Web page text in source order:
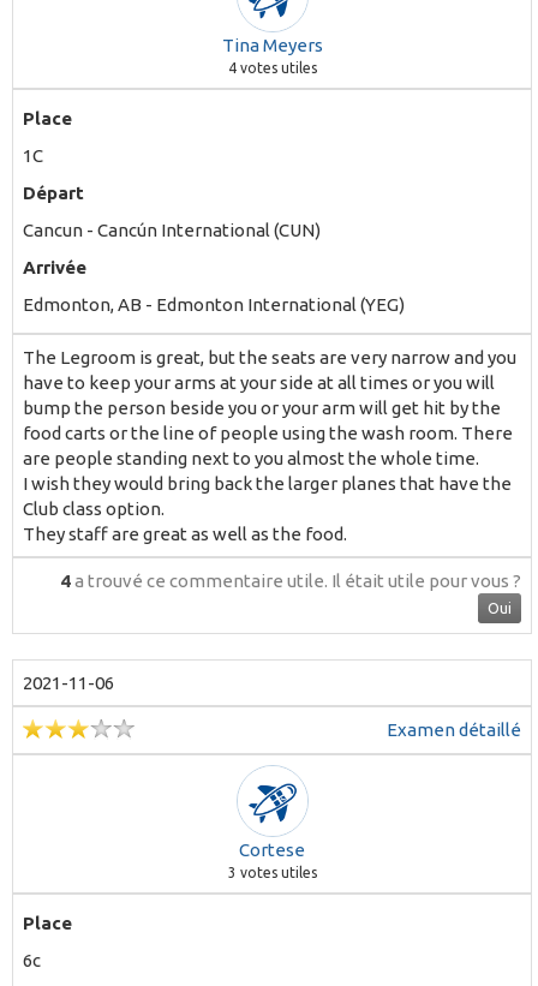
Tina Meyers
4votes utiles
Place
1C
Départ
Cancun - Cancún International (CUN)
Arrivée
Edmonton, AB - Edmonton International (YEG)
The Legroom is great, but the seats are very narrow and you
have to keep your arms at your side at all times or you will
bump the person beside you or your arm will get hit by the
food carts or the line of people using the wash room. There
are people standing next to you almost the whole time.
I wish they would bring back the larger planes that have the
Club class option.
They staff are great as well as the food.
4a trouvé ce commentaire utile. Il était utile pour vous ?
Oui
2021-11-06
Examen détaillé
Cortese
3 votes utiles
Place
6c